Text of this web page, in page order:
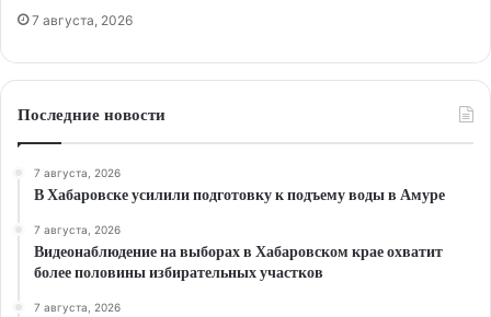
7 августа, 2026
Последние новости
7 августа, 2026
В Хабаровске усилили подготовку к подъему воды в Амуре
7 августа, 2026
Видеонаблюдение на выборах в Хабаровском крае охватит
более половины избирательных участков
7 августа, 2026